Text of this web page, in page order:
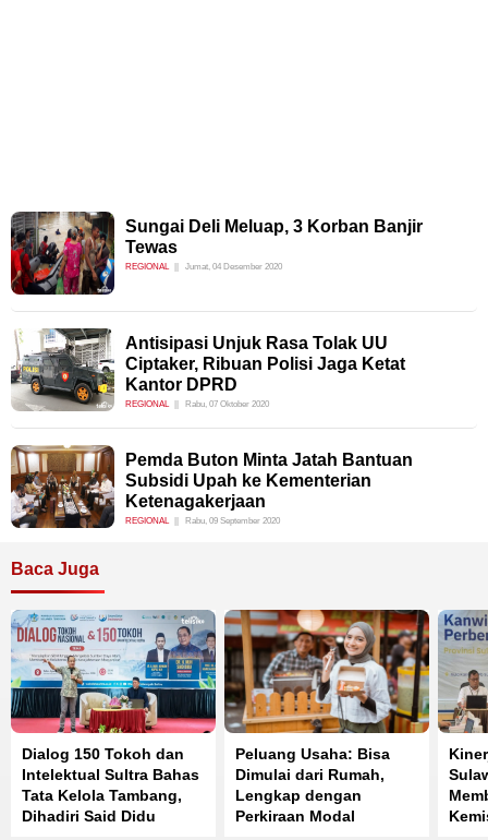
Sungai Deli Meluap, 3 Korban Banjir
Tewas
REGIONAL Jumat, 04 Desember 2020
Antisipasi Unjuk Rasa Tolak UU
Ciptaker, Ribuan Polisi Jaga Ketat
Kantor DPRD
REGIONAL Rabu, 07 Oktober 2020
Pemda Buton Minta Jatah Bantuan
Subsidi Upah ke Kementerian
Ketenagakerjaan
REGIONAL Rabu, 09 September 2020
Baca Juga
Dialog 150 Tokoh dan
Intelektual Sultra Bahas
Tata Kelola Tambang,
Dihadiri Said Didu
Peluang Usaha: Bisa
Dimulai dari Rumah,
Lengkap dengan
Perkiraan Modal